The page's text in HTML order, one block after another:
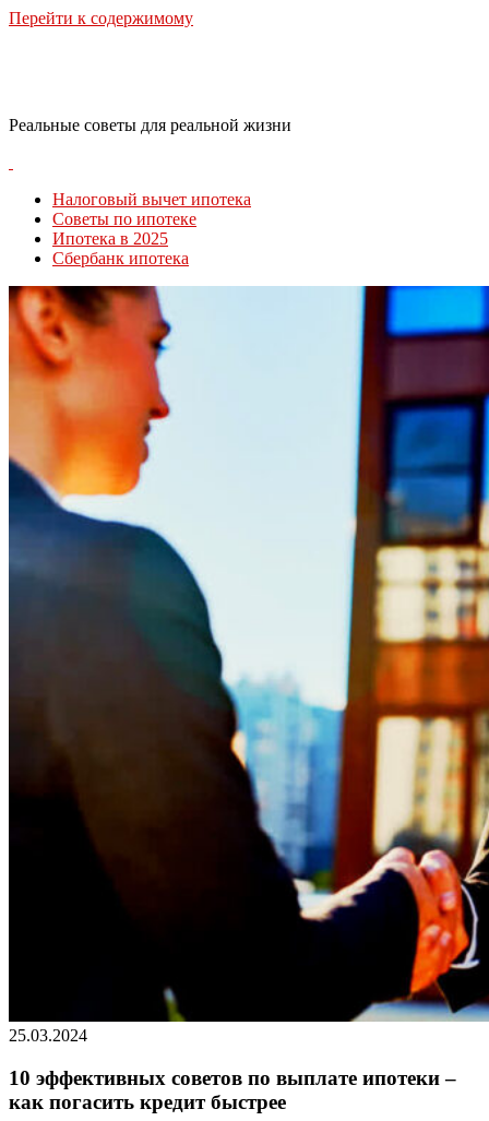
Перейти к содержимому
Реальные советы для реальной жизни
Налоговый вычет ипотека
Советы по ипотеке
Ипотека в 2025
Сбербанк ипотека
25.03.2024
10 эффективных советов по выплате ипотеки –
как погасить кредит быстрее